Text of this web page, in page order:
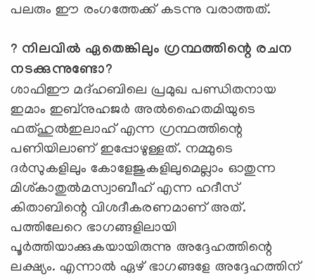
പലരും ഈ രംഗത്തേക്ക് കടന്നു വരാത്തത്.
? നിലവില്‍ ഏതെങ്കിലും ഗ്രന്ഥത്തിന്റെ രചന
നടക്കുന്നുണ്ടോ?
ശാഫിഈ മദ്ഹബിലെ പ്രമുഖ പണ്ഡിതനായ
ഇമാം ഇബ്നുഹജര്‍ അല്‍ഹൈതമിയുടെ
ഫത്ഹുല്‍ഇലാഹ് എന്ന ഗ്രന്ഥത്തിന്റെ
പണിയിലാണ് ഇപ്പോഴുള്ളത്. നമ്മുടെ
ദര്‍സുകളിലും കോളേജുകളിലുമെല്ലാം ഓതുന്ന
മിശ്കാതുല്‍മസ്വാബീഹ് എന്ന ഹദീസ്
കിതാബിന്റെ വിശദീകരണമാണ് അത്.
പത്തിലേറെ ഭാഗങ്ങളിലായി
പൂര്‍ത്തിയാക്കുകയായിരുന്നു അദ്ദേഹത്തിന്റെ
ലക്ഷ്യം. എന്നാല്‍ ഏഴ് ഭാഗങ്ങളേ അദ്ദേഹത്തിന്